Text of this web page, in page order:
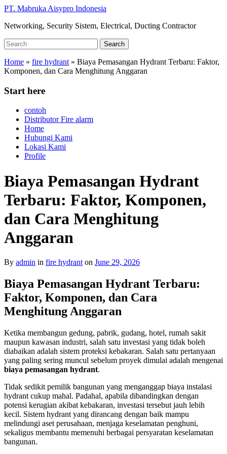
Skip
main
PT. Mabruka Aisypro Indonesia
Networking, Security Sistem, Electrical, Ducting Contractor
Search
for:
Search
Home » fire hydrant » Biaya Pemasangan Hydrant Terbaru: Faktor,
Komponen, dan Cara Menghitung Anggaran
Start here
contoh
Distributor Fire alarm
Home
Hubungi Kami
Lokasi Kami
Profile
Biaya Pemasangan Hydrant
Terbaru: Faktor, Komponen,
dan Cara Menghitung
Anggaran
By admin in fire hydrant on June 29, 2026
Biaya Pemasangan Hydrant Terbaru:
Faktor, Komponen, dan Cara
Menghitung Anggaran
Ketika membangun gedung, pabrik, gudang, hotel, rumah sakit
maupun kawasan industri, salah satu investasi yang tidak boleh
diabaikan adalah sistem proteksi kebakaran. Salah satu pertanyaan
yang paling sering muncul sebelum proyek dimulai adalah mengenai
biaya pemasangan hydrant.
Tidak sedikit pemilik bangunan yang menganggap biaya instalasi
hydrant cukup mahal. Padahal, apabila dibandingkan dengan
potensi kerugian akibat kebakaran, investasi tersebut jauh lebih
kecil. Sistem hydrant yang dirancang dengan baik mampu
melindungi aset perusahaan, menjaga keselamatan penghuni,
sekaligus membantu memenuhi berbagai persyaratan keselamatan
bangunan.